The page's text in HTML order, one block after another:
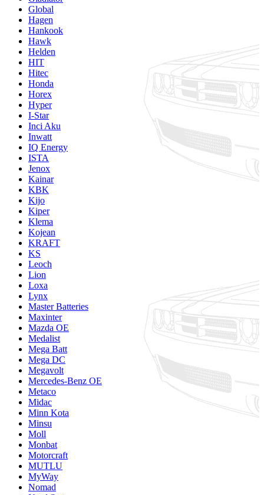
Global
Hagen
Hankook
Hawk
Helden
HIT
Hitec
Honda
Horex
Hyper
I-Star
Inci Aku
Inwatt
IQ Energy
ISTA
Jenox
Kainar
KBK
Kijo
Kiper
Klema
Kojean
KRAFT
KS
Leoch
Lion
Loxa
Lynx
Master Batteries
Maxinter
Mazda OE
Medalist
Mega Batt
Mega DC
Megavolt
Mercedes-Benz OE
Metaco
Midac
Minn Kota
Minsu
Moll
Monbat
Motorcraft
MUTLU
MyWay
Nomad